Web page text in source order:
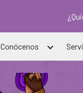
Skip to main content
Conócenos